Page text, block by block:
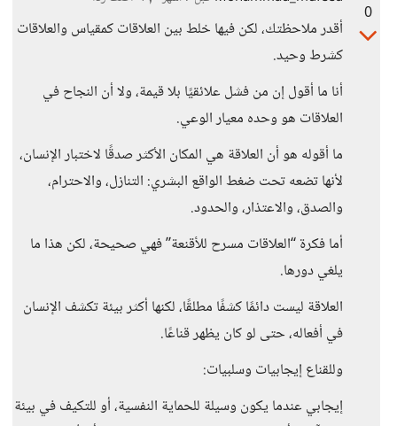
0
أقدر ملاحظتك، لكن فيها خلط بين العلاقات كمقياس والعلاقات
كشرط وحيد.
أنا ما أقول إن من فشل علائقيًا بلا قيمة، ولا أن النجاح في
العلاقات هو وحده معيار الوعي.
ما أقوله هو أن العلاقة هي المكان الأكثر صدقًا لاختبار الإنسان،
لأنها تضعه تحت ضغط الواقع البشري: التنازل، والاحترام،
والصدق، والاعتذار، والحدود.
أما فكرة “العلاقات مسرح للأقنعة” فهي صحيحة، لكن هذا ما
يلغي دورها.
العلاقة ليست دائمًا كشفًا مطلقًا، لكنها أكثر بيئة تكشف الإنسان
في أفعاله، حتى لو كان يظهر قناعًا.
وللقناع إيجابيات وسلبيات:
إيجابي عندما يكون وسيلة للحماية النفسية، أو للتكيف في بيئة